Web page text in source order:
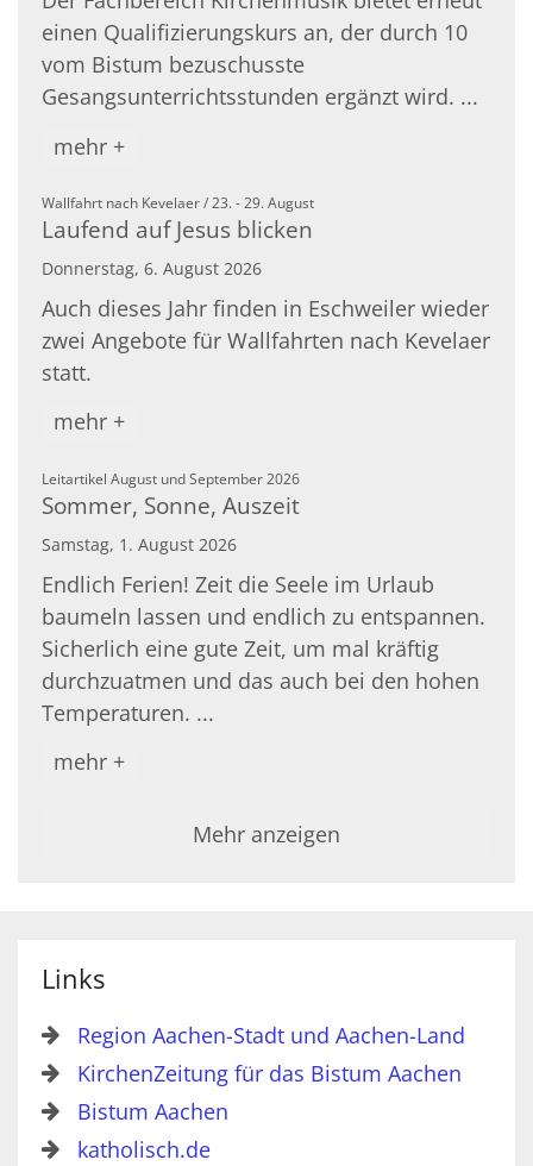
einen Qualifizierungskurs an, der durch 10
vom Bistum bezuschusste
Gesangsunterrichtsstunden ergänzt wird. ...
mehr +
Wallfahrt nach Kevelaer / 23. - 29. August:
Laufend auf Jesus blicken
Donnerstag, 6. August 2026
Auch dieses Jahr finden in Eschweiler wieder
zwei Angebote für Wallfahrten nach Kevelaer
statt.
mehr +
Leitartikel August und September 2026:
Sommer, Sonne, Auszeit
Samstag, 1. August 2026
Endlich Ferien! Zeit die Seele im Urlaub
baumeln lassen und endlich zu entspannen.
Sicherlich eine gute Zeit, um mal kräftig
durchzuatmen und das auch bei den hohen
Temperaturen. ...
mehr +
Mehr anzeigen
Links
Region Aachen-Stadt und Aachen-Land
KirchenZeitung für das Bistum Aachen
Bistum Aachen
katholisch.de